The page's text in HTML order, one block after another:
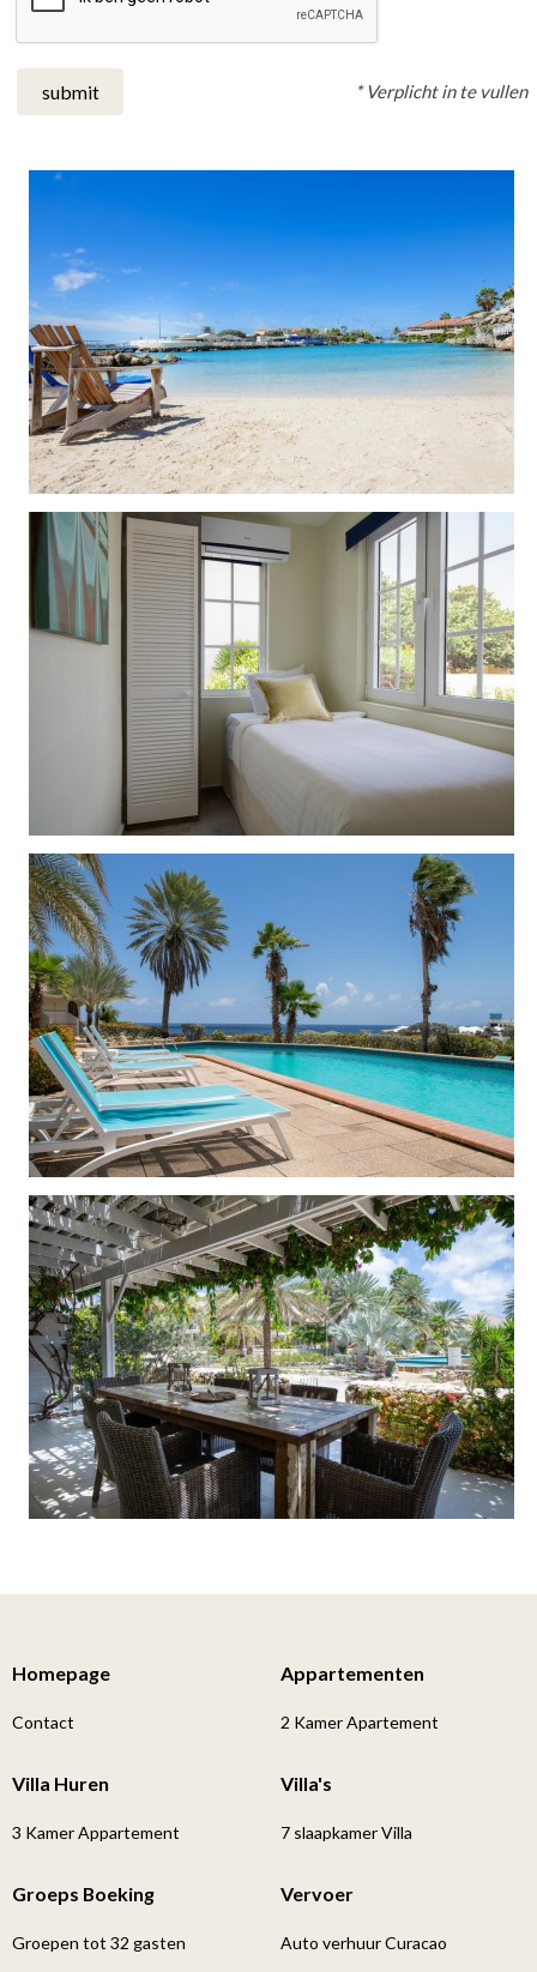
submit * Verplicht in te vullen
Homepage
Contact
Appartementen
2 Kamer Apartement
Villa Huren
3 Kamer Appartement
Villa's
7 slaapkamer Villa
Groeps Boeking
Groepen tot 32 gasten
Vervoer
Auto verhuur Curacao